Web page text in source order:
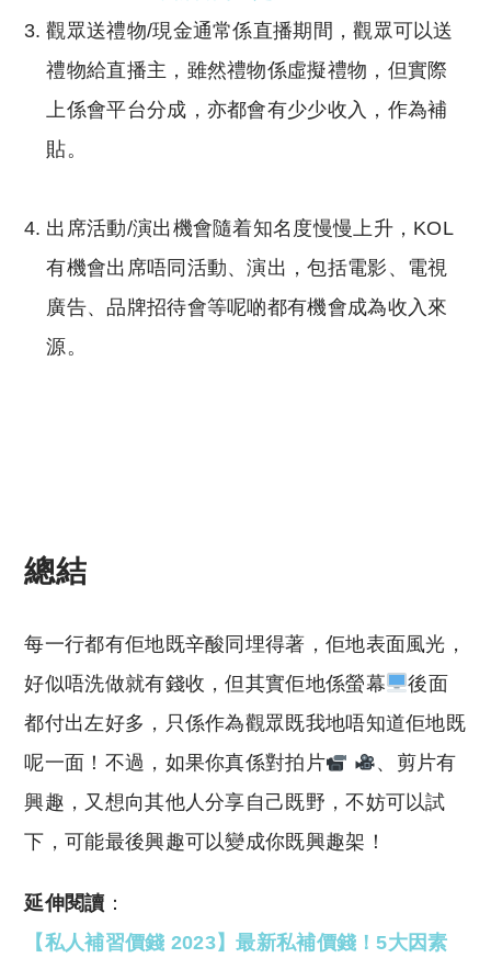
觀眾送禮物/現金通常係直播期間，觀眾可以送
禮物給直播主，雖然禮物係虛擬禮物，但實際
上係會平台分成，亦都會有少少收入，作為補
貼。
出席活動/演出機會隨着知名度慢慢上升，KOL
有機會出席唔同活動、演出，包括電影、電視
廣告、品牌招待會等呢啲都有機會成為收入來
源。
總結
每一行都有佢地既辛酸同埋得著，佢地表面風光，
好似唔洗做就有錢收，但其實佢地係螢幕
後面
都付出左好多，只係作為觀眾既我地唔知道佢地既
呢一面！不過，如果你真係對拍片
、剪片有
興趣，又想向其他人分享自己既野，不妨可以試
下，可能最後興趣可以變成你既興趣架！
延伸閱讀 ：
【私人補習價錢 2023】最新私補價錢！5大因素